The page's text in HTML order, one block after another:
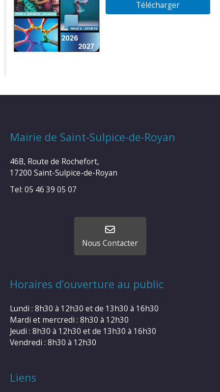
Télécharger
Mairie de Saint-Sulpice-de-Royan
46B, Route de Rochefort,
17200 Saint-Sulpice-de-Royan
Tel: 05 46 39 05 07
Nous Contacter
Horaires d’ouverture au public
Lundi : 8h30 à 12h30 et de 13h30 à 16h30
Mardi et mercredi : 8h30 à 12h30
Jeudi : 8h30 à 12h30 et de 13h30 à 16h30
Vendredi : 8h30 à 12h30
Liens